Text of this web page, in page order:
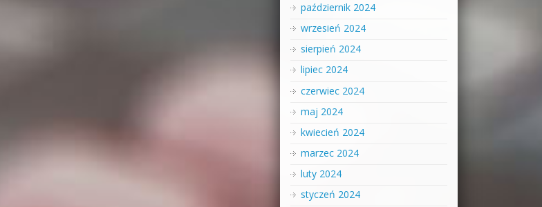
październik 2024
wrzesień 2024
sierpień 2024
lipiec 2024
czerwiec 2024
maj 2024
kwiecień 2024
marzec 2024
luty 2024
styczeń 2024